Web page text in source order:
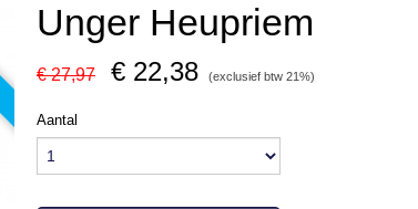
Unger Heupriem
€ 27,97 € 22,38 (exclusief btw 21%)
Aantal